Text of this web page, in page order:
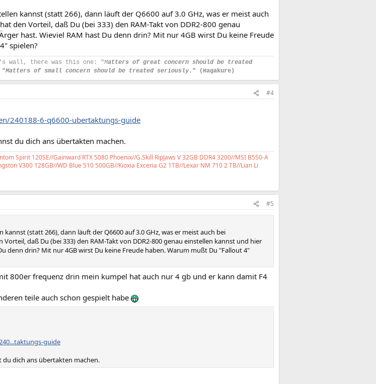
kannst (statt 266), dann läuft der Q6600 auf 3.0 GHz, was er meist auch
den Vorteil, daß Du (bei 333) den RAM-Takt von DDR2-800 genau
hast. Wieviel RAM hast Du denn drin? Mit nur 4GB wirst Du keine Freude
spielen?
wall, there was this one: "Matters of great concern should be treated
"Matters of small concern should be treated seriously." (Hagakure)
#4
240188-6-q6600-ubertaktungs-guide
du dich ans übertakten machen.
Spirit 120SE//Gainward RTX 5080 Phoenix//G.Skill RipJaws V 32GB DDR4 3200//MSI B550-A
V300 128GB//WD Blue 510 500GB//Kioxia Exceria G2 1TB//Lexar NM 710 2 TB//Lian Li
#5
kannst (statt 266), dann läuft der Q6600 auf 3.0 GHz, was er meist auch bei
daß Du (bei 333) den RAM-Takt von DDR2-800 genau einstellen kannst und hier
denn drin? Mit nur 4GB wirst Du keine Freude haben. Warum mußt Du "Fallout 4"
800er frequenz drin mein kumpel hat auch nur 4 gb und er kann damit F4
teile auch schon gespielt habe
guide
dich ans übertakten machen.